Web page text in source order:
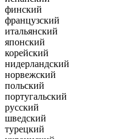
финский
французский
итальянский
японский
корейский
нидерландский
норвежский
польский
португальский
русский
шведский
турецкий